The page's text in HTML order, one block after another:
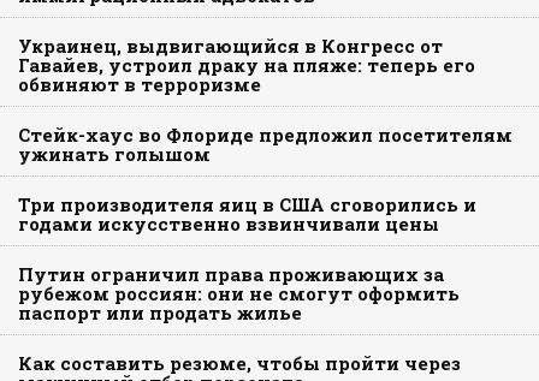
Украинец, выдвигающийся в Конгресс от
Гавайев, устроил драку на пляже: теперь его
обвиняют в терроризме
Стейк-хаус во Флориде предложил посетителям
ужинать голышом
Три производителя яиц в США сговорились и
годами искусственно взвинчивали цены
Путин ограничил права проживающих за
рубежом россиян: они не смогут оформить
паспорт или продать жилье
Как составить резюме, чтобы пройти через